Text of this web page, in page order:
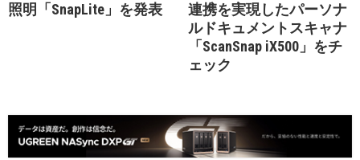
照明「SnapLite」を発表
連携を実現したパーソナ
ルドキュメントスキャナ
「ScanSnap iX500」をチ
ェック